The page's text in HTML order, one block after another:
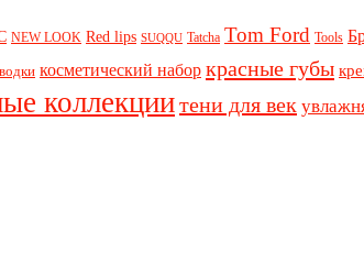
NEW LOOK Red lips SUQQU Tatcha Tom Ford Tools
косметический набор красные губы
коллекциитени для век